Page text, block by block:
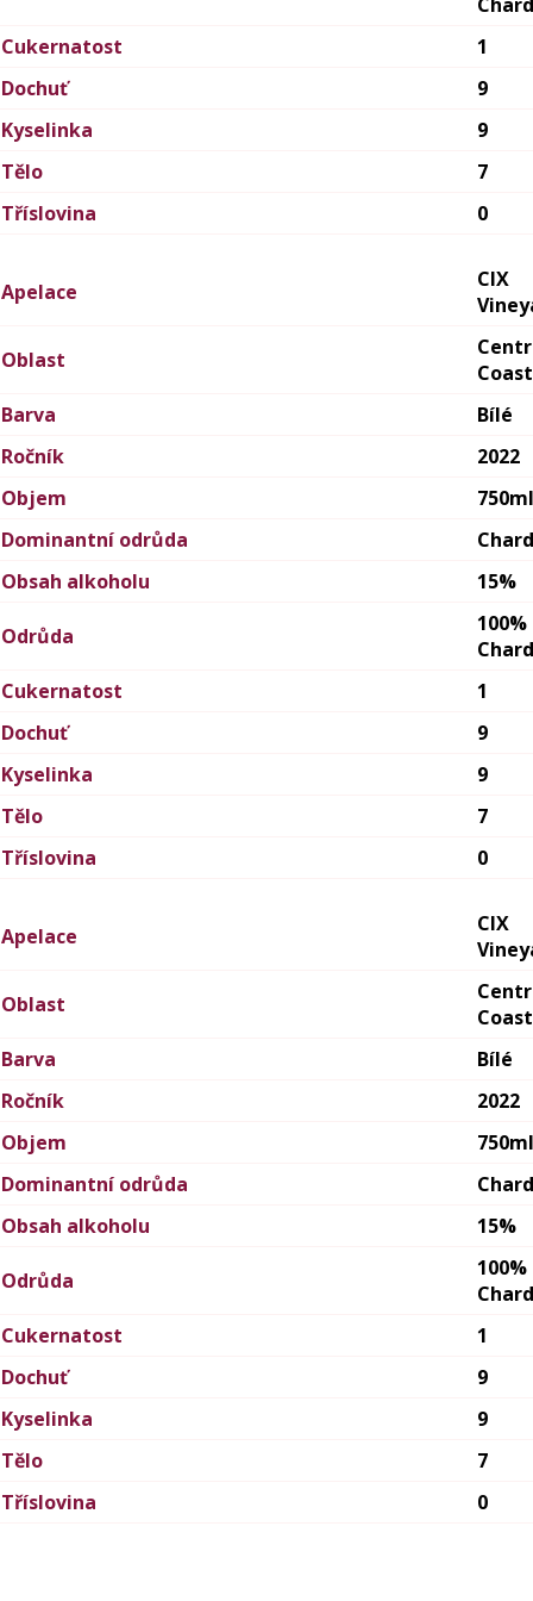
Cukernatost
1
Dochuť
9
Kyselinka
9
Tělo
7
Tříslovina
0
Apelace
CIX
Oblast
Coast
Barva
Bílé
Ročník
2022
Objem
750ml
Dominantní odrůda
Obsah alkoholu
15%
Odrůda
100%
Cukernatost
1
Dochuť
9
Kyselinka
9
Tělo
7
Tříslovina
0
Apelace
CIX
Oblast
Coast
Barva
Bílé
Ročník
2022
Objem
750ml
Dominantní odrůda
Obsah alkoholu
15%
Odrůda
100%
Cukernatost
1
Dochuť
9
Kyselinka
9
Tělo
7
Tříslovina
0